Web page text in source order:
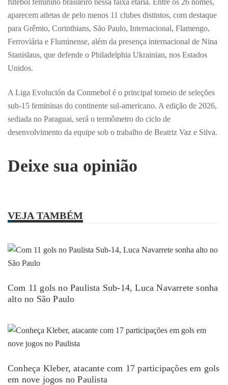
aparecem atletas de pelo menos 11 clubes distintos, com destaque
para Grêmio, Corinthians, São Paulo, Internacional, Flamengo,
Ferroviária e Fluminense, além da presença internacional de Nina
Stanislaus, que defende o Philadelphia Ukrainian, nos Estados
Unidos.
A Liga Evolución da Conmebol é o principal torneio de seleções
sub-15 femininas do continente sul-americano. A edição de 2026,
sediada no Paraguai, será o termômetro do ciclo de
desenvolvimento da equipe sob o trabalho de Beatriz Vaz e Silva.
Deixe sua opinião
VEJA TAMBÉM
Com 11 gols no Paulista Sub-14, Luca Navarrete sonha
alto no São Paulo
Conheça Kleber, atacante com 17 participações em gols
em nove jogos no Paulista